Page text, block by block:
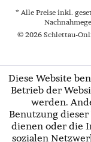
* Alle Preise inkl.
© 2026 Schlettau-
Diese Website
Betrieb der
werden.
Benutzung
dienen oder die
sozialen